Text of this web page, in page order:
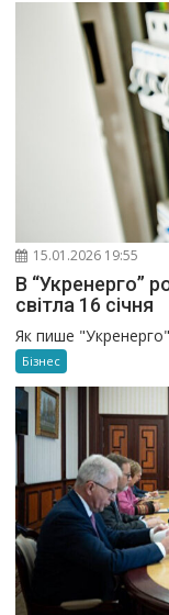
15.01.2026 19:55
В “Укренерго”
світла 16 січня
Як пише
Бізнес